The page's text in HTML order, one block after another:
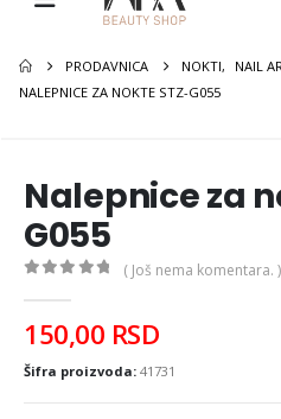
PRODAVNICA NOKTI, NAIL
NALEPNICE ZA NOKTE STZ-G055
Nalepnice za
G055
( Još nema komentara. )
150,00 RSD
Šifra proizvoda: 41731